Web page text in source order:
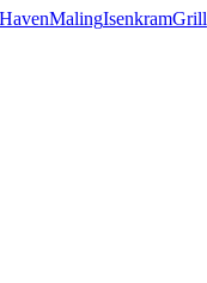
HavenMalingIsenkramGrill